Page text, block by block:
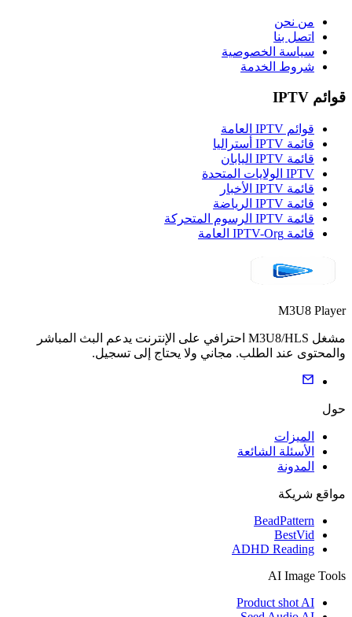
من نحن
اتصل بنا
سياسة الخصوصية
شروط الخدمة
قوائم IPTV
قوائم IPTV العامة
قائمة IPTV أستراليا
قائمة IPTV اليابان
IPTV الولايات المتحدة
قائمة IPTV الأخبار
قائمة IPTV الرياضة
قائمة IPTV الرسوم المتحركة
قائمة IPTV-Org العامة
M3U8 Player
مشغل M3U8/HLS احترافي على الإنترنت يدعم البث المباشر
والمحتوى عند الطلب. مجاني ولا يحتاج إلى تسجيل.
حول
الميزات
الأسئلة الشائعة
المدونة
مواقع شريكة
BeadPattern
BestVid
ADHD Reading
AI Image Tools
Product shot AI